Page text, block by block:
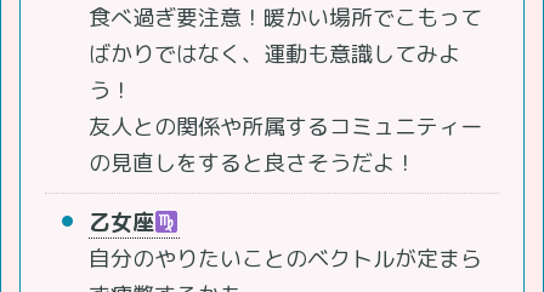
食べ過ぎ要注意！暖かい場所でこもって
ばかりではなく、運動も意識してみよ
う！
友人との関係や所属するコミュニティー
の見直しをすると良さそうだよ！
乙女座
自分のやりたいことのベクトルが定まら